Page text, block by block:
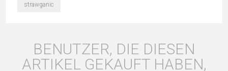
strawganic
BENUTZER, DIE DIESEN
ARTIKEL GEKAUFT HABEN,